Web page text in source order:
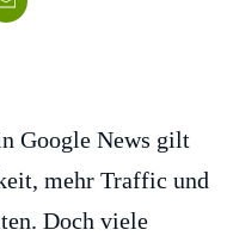
Google News gilt
mehr Traffic und
Doch viele